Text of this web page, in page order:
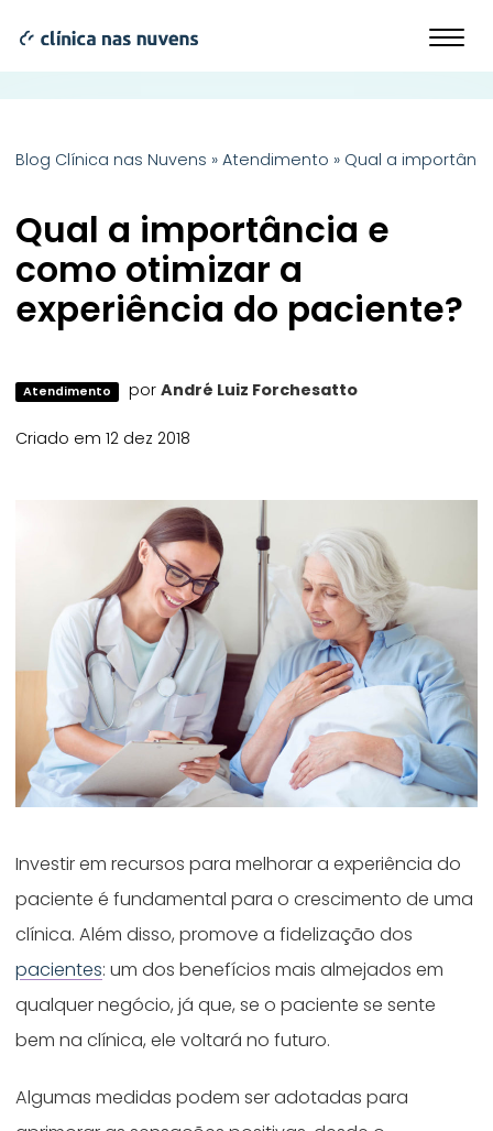
Blog Clínica nas Nuvens »Atendimento » Qual a
Qual a importância e
como otimizar a
experiência do paciente?
Atendimento por André Luiz Forchesatto
Criado em 12 dez 2018
Investir em recursos para melhorar a experiência do
paciente é fundamental para o crescimento de uma
clínica. Além disso, promove a fidelização dos
pacientes: um dos benefícios mais almejados em
qualquer negócio, já que, se o paciente se sente
bem na clínica, ele voltará no futuro.
Algumas medidas podem ser adotadas para